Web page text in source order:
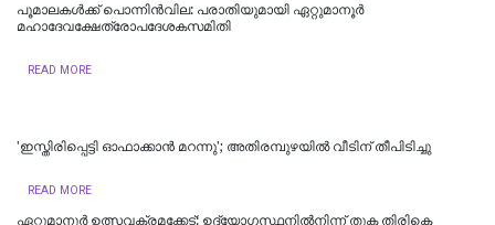
പൂമാലകള്‍ക്ക് പൊന്നിന്‍വില: പരാതിയുമായി ഏറ്റുമാനൂര്‍
മഹാദേവക്ഷേത്രോപദേശകസമിതി
READ MORE
'ഇസ്തിരിപ്പെട്ടി ഓഫാക്കാൻ മറന്നു'; അതിരമ്പുഴയിൽ വീടിന് തീപിടിച്ചു
READ MORE
ഏറ്റുമാനൂർ ഉത്സവക്രമക്കേട്: ഉദ്യോഗസ്ഥനിൽനിന്ന് തുക തിരികെ